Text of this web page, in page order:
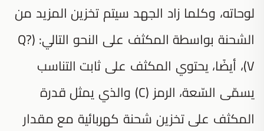
لوحاته، وكلما زاد الجهد سيتم تخزين المزيد من
الشحنة بواسطة المكثف على النحو التالي: (Q?
V)، أيضًا، يحتوي المكثف على ثابت التناسب
يسمّى السّعة، الرمز (C) والذي يمثل قدرة
المكثف على تخزين شحنة كهربائية مع مقدار